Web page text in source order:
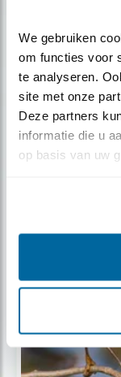
We gebruiken
om functies voor
te analyseren.
site met onze
Deze partners
informatie die u
op basis van uw
Podcast
In gesprek